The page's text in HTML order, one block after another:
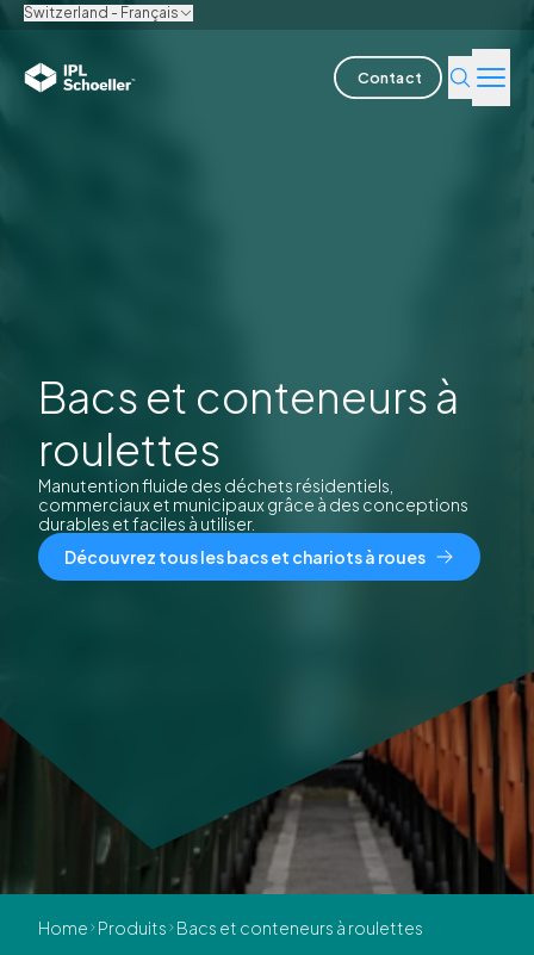
Switzerland - Français
Contact
A propos de nous
Offres d'emploiNos bureaux Brochures Media center
Rapports obligations
Bacs et conteneurs à
roulettes
Manutention fluide des déchets résidentiels,
commerciaux et municipaux grâce à des conceptions
durables et faciles à utiliser.
Découvrez tous les bacs et chariots à roues
Home Produits Bacs et conteneurs à roulettes